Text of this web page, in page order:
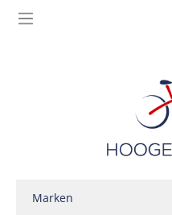
Marken